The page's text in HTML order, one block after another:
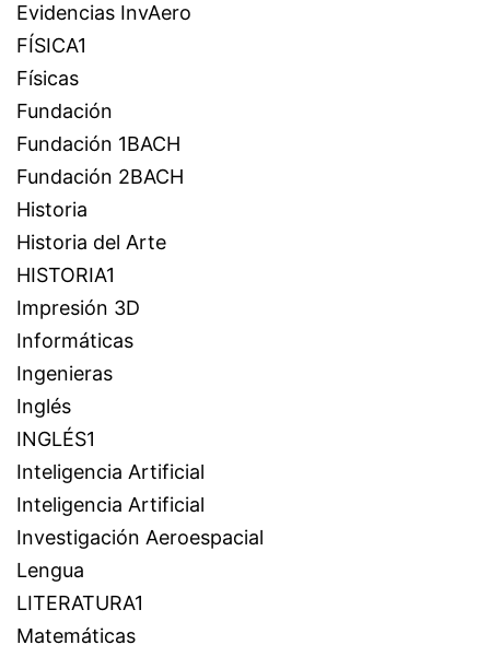
Evidencias InvAero
FÍSICA1
Físicas
Fundación
Fundación 1BACH
Fundación 2BACH
Historia
Historia del Arte
HISTORIA1
Impresión 3D
Informáticas
Ingenieras
Inglés
INGLÉS1
Inteligencia Artificial
Inteligencia Artificial
Investigación Aeroespacial
Lengua
LITERATURA1
Matemáticas